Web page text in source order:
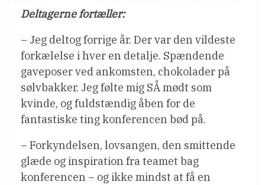
Deltagerne fortæller:
– Jeg deltog forrige år. Der var den vildeste
forkælelse i hver en detalje. Spændende
gaveposer ved ankomsten, chokolader på
sølvbakker. Jeg følte mig SÅ mødt som
kvinde, og fuldstændig åben for de
fantastiske ting konferencen bød på.
– Forkyndelsen, lovsangen, den smittende
glæde og inspiration fra teamet bag
konferencen – og ikke mindst at få en